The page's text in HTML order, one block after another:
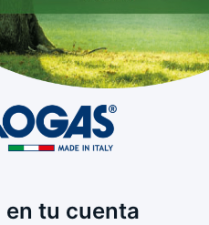
en tu cuenta